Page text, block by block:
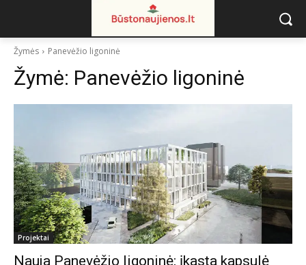
Žymės Panevėžio ligoninė
Žymė: Panevėžio ligoninė
Projektai
Nauja Panevėžio ligoninė: įkasta kapsulė